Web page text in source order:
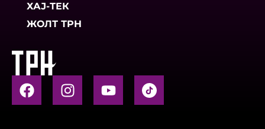
ХАЈ-ТЕК
ЖОЛТ ТРН